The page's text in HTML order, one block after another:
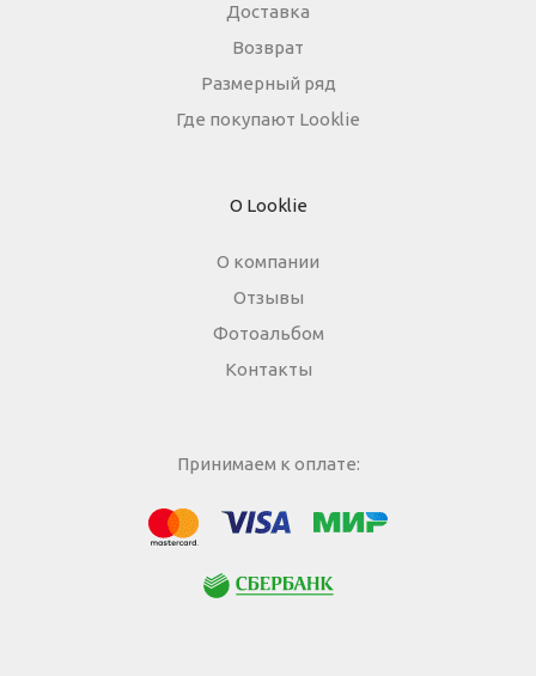
Доставка
Возврат
Размерный ряд
Где покупают Looklie
О Looklie
О компании
Отзывы
Фотоальбом
Контакты
Принимаем к оплате: